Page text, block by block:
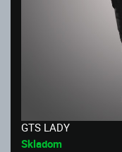
GTS LADY
Skladom